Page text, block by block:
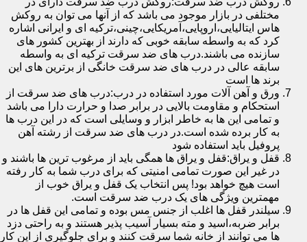
مختلفی در بازار موجود می باشد که از آنها می توان به روکش
هاس ایتالیایی،اروپایی،آمریکایی،چینی،ترکیه ای و ایرانی اشاره
کرد که به واسطه سابقه خوبی که دارند از بهترین کشور های
سازنده می باشند.درب های ضد سرقت ترکیه ای به واسطه
سابقه عالی در درب های ضد سرقت خانگی از برترین های این
برند ها است
ورق و آهن آلات مورد استفاده در درب:درب های ضد سرقت از
استحکام و مقاومت بالایی در برابر صدا و حرارت دارا می باشد
و تمامی این ها به خاطر ابزار و وسایلی است که در این درب ها
به کار برده شده است.در درب های ضد سرقت از رشته آهن
پروفیل باید استفاده شود
قفل و یراق:قفل و یراق ها همگی باید از مرغوب ترین ها باشند و
در غیر این صورت تمامی امنیتی که برای درب شما به کار رفته
است هیچ خواهد بود! پس انتخاب یک قفل و یراق خوب از
مهمترین ویژگی های یک درب ضد سرقت است.
سیلندر قفل ها اغلب از جنس مس بوده و تمامی این قفل ها در
برابر ضربه،اسید و مته بسیار آسیب پذیر هستند و به راحتی دزد
ها می توانند از خانه شما سرقت کنند و برای جلوگیری از این کار